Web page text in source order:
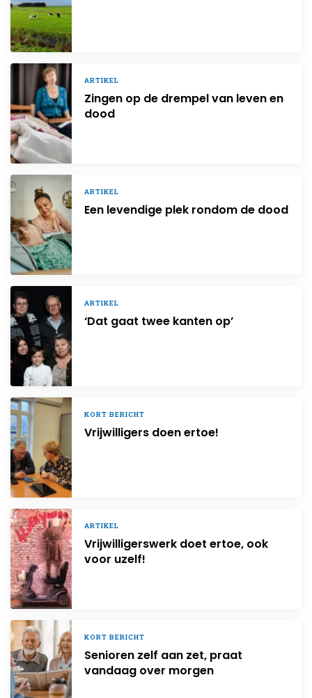
ARTIKEL
Zingen op de drempel van leven en
dood
ARTIKEL
Een levendige plek rondom de dood
ARTIKEL
‘Dat gaat twee kanten op’
KORT BERICHT
Vrijwilligers doen ertoe!
ARTIKEL
Vrijwilligerswerk doet ertoe, ook
voor uzelf!
KORT BERICHT
Senioren zelf aan zet, praat
vandaag over morgen